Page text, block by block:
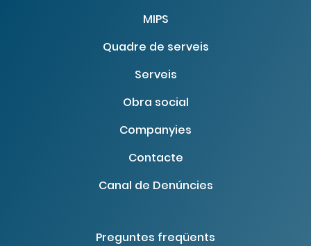
MIPS
Quadre de serveis
Serveis
Obra social
Companyies
Contacte
Canal de Denúncies
Preguntes freqüents